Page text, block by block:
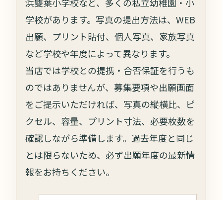
浜雙葉小学校など、多くの私立幼稚園・小
学校があります。写真の提出方法は、WEB
出願、プリント貼付、個人写真、家族写真
など学校や年度によって異なります。
当店では学校との提携・合否保証を行うも
のではありませんが、募集要項や出願画面
をご提示いただければ、写真の縦横比、ピ
クセル、容量、プリント寸法、必要枚数を
確認しながら準備します。過去年度と同じ
とは限らないため、必ず出願年度の最新情
報をお持ちください。